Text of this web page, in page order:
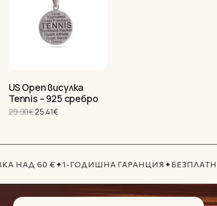
US Open висулка
Tennis – 925 сребро
29.90€Original
29.90€.
25.41€Текущата
25.41€.
НАД 60 €✦1-ГОДИШНА ГАРАНЦИЯ✦